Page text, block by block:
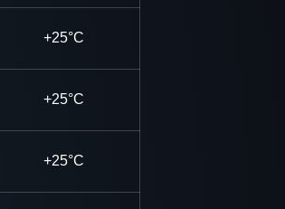
+25°C
+25°C
+25°C